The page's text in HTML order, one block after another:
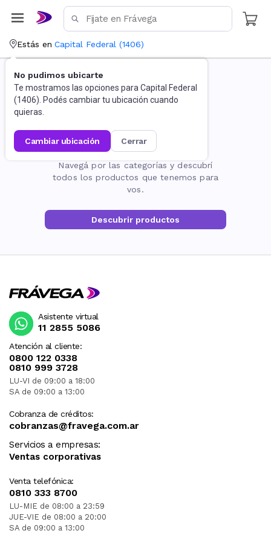
Estás en Capital Federal (1406)
No pudimos ubicarte
Te mostramos las opciones para Capital Federal
(1406). Podés cambiar tu ubicación cuando
quieras.
cambiar ubicación cerrar
La página no existe
Navegá por las categorías y descubrí
todos los productos que tenemos para
vos.
Descubrir productos
Atención al cliente:
0800 122 0338
0810 999 3728
LU-VI de 09:00 a 18:00
SA de 09:00 a 13:00
Cobranza de créditos:
cobranzas@fravega.com.ar
Servicios a empresas:
Ventas corporativas
Venta telefónica:
0810 333 8700
LU-MIE de 08:00 a 23:59
JUE-VIE de 08:00 a 20:00
SA de 09:00 a 13:00
Asistente virtual
11 2855 5086